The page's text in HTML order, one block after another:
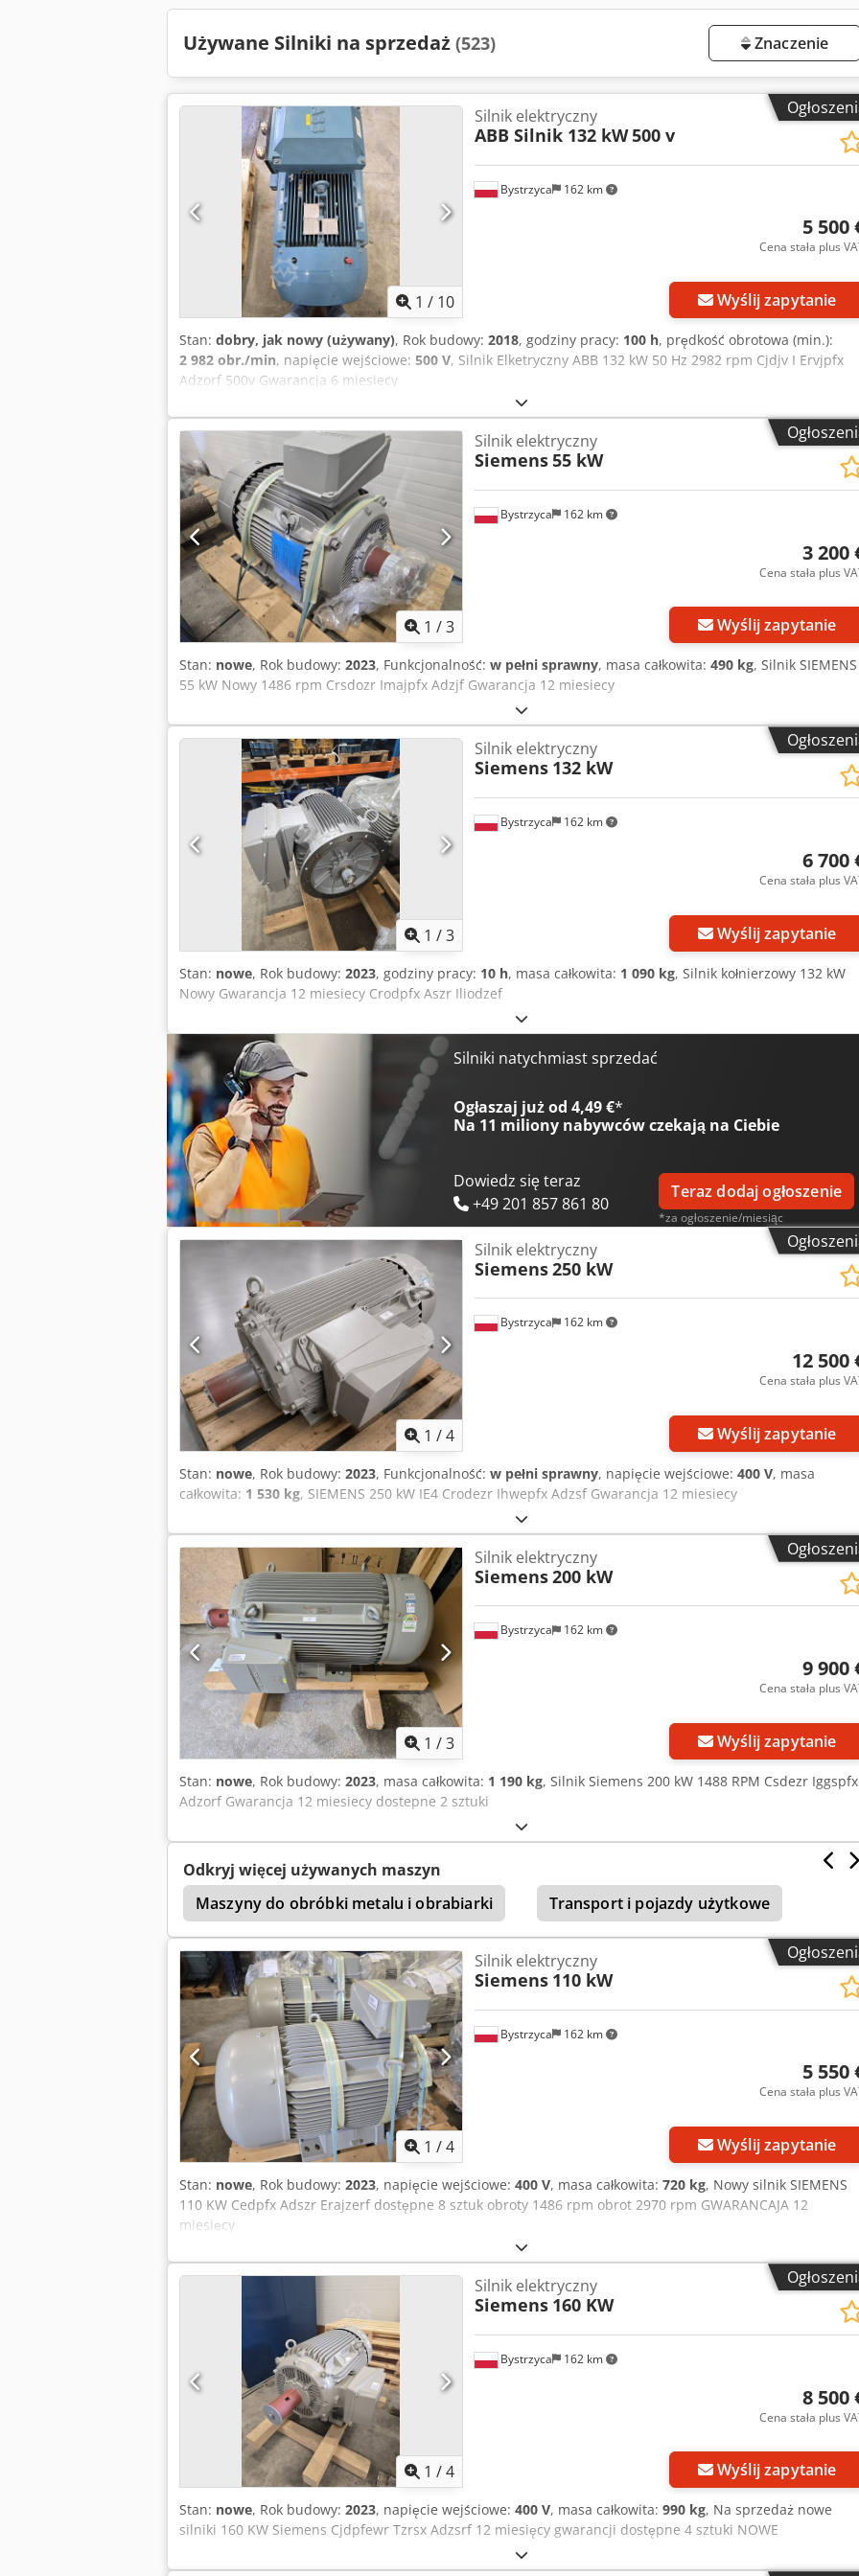
Używane Silniki na sprzedaż (523) Znaczenie
1 / 10
Bystrzyca 162 km
Silnik elektryczny
ABB Silnik 132 kW500 v
5 500
Cena stała plus
Wyślij zapytanie
Stan: dobry, jak nowy (używany), Rok budowy: 2018, godziny pracy: 100 h, prędkość obrotowa (min.):
2 982 obr./min, napięcie wejściowe: 500 V, Silnik Elketryczny ABB 132 kW 50 Hz 2982 rpm Cjdjv I Ervjpfx
Adzorf 500v Gwarancja 6 miesiecy
1 /3
Bystrzyca 162 km
Silnik elektryczny
Siemens55 kW
3 200
Cena stała plus
Wyślij zapytanie
Stan: nowe, Rok budowy: 2023, Funkcjonalność: w pełni sprawny, masa całkowita: 490 kg, Silnik SIEMENS
55 kW Nowy 1486 rpm Crsdozr Imajpfx Adzjf Gwarancja 12 miesiecy
1 /3
Bystrzyca 162 km
Silnik elektryczny
Siemens 132 kW
6 700
Cena stała plus
Wyślij zapytanie
Stan: nowe, Rok budowy: 2023, godziny pracy: 10 h, masa całkowita: 1 090 kg, Silnik kołnierzowy 132 kW
Nowy Gwarancja 12 miesiecy Crodpfx Aszr Iliodzef
Silniki natychmiast sprzedać
Ogłaszaj już od 4,49 €*
Na 11 miliony nabywcówczekają na Ciebie
Dowiedz się teraz
+49 201 857 861 80
Teraz dodaj ogłoszenie
*za ogłoszenie/miesiąc
1 /4
Bystrzyca 162 km
Silnik elektryczny
Siemens250 kW
12 500
Cena stała plus
Wyślij zapytanie
Stan: nowe, Rok budowy: 2023, Funkcjonalność: w pełni sprawny, napięcie wejściowe: 400 V, masa
całkowita: 1 530 kg, SIEMENS 250 kW IE4 Crodezr Ihwepfx Adzsf Gwarancja 12 miesiecy
1 /3
Bystrzyca 162 km
Silnik elektryczny
Siemens200 kW
9 900
Cena stała plus
Wyślij zapytanie
Stan: nowe, Rok budowy: 2023, masa całkowita: 1 190 kg, Silnik Siemens 200 kW 1488 RPM Csdezr Iggspfx
Adzorf Gwarancja 12 miesiecy dostepne 2 sztuki
Odkryj więcej używanych maszyn
Maszyny do obróbki metalu i obrabiarki
Transport i pojazdy użytkowe
1 /4
Bystrzyca 162 km
Silnik elektryczny
Siemens 110 kW
5 550
Cena stała plus
Wyślij zapytanie
Stan: nowe, Rok budowy: 2023, napięcie wejściowe: 400 V, masa całkowita: 720 kg, Nowy silnik SIEMENS
110 KW Cedpfx Adszr Erajzerf dostępne 8 sztuk obroty 1486 rpm obrot 2970 rpm GWARANCAJA 12
miesięcy
1 /4
Bystrzyca 162 km
Silnik elektryczny
Siemens 160 KW
8 500
Cena stała plus
Wyślij zapytanie
Stan: nowe, Rok budowy: 2023, napięcie wejściowe: 400 V, masa całkowita: 990 kg, Na sprzedaż nowe
silniki 160 KW Siemens Cjdpfewr Tzrsx Adzsrf 12 miesięcy gwarancji dostępne 4 sztuki NOWE